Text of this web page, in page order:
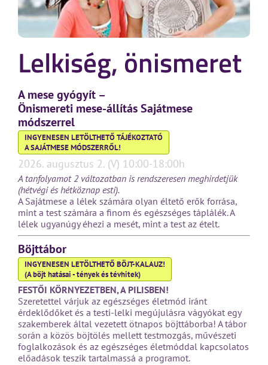
Lelkiség, önismeret
A mese gyógyít –
Önismereti mese-állítás Sajátmese
módszerrel
INGYENESEN LETÖLTHETŐ TÁJÉKOZTATÓ
A SAJÁTMESE MÓDSZERRŐL!
2026. augusztus 2. (V) 10:00-18:00h
A tanfolyamot 2 változatban is rendszeresen meghirdetjük
(hétvégi és hétköznap esti).
A Sajátmese a lélek számára olyan éltető erők forrása,
mint a test számára a finom és egészséges táplálék. A
lélek ugyanúgy éhezi a mesét, mint a test az ételt.
Böjttábor
INGYENESEN LETÖLTHETŐ BÖJT-KALAUZ!
(A böjt hatásai - tények és tévhitek)
FESTŐI KÖRNYEZETBEN, A PILISBEN!
Szeretettel várjuk az egészséges életmód iránt
érdeklődőket és a testi-lelki megújulásra vágyókat egy
szakemberek által vezetett ötnapos böjttáborba! A tábor
során a közös böjtölés mellett testmozgás, művészeti
foglalkozások és az egészséges életmóddal kapcsolatos
előadások teszik tartalmassá a programot.